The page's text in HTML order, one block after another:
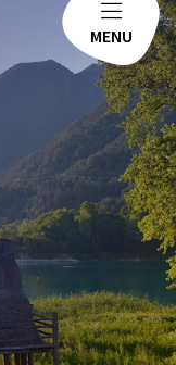
MENU